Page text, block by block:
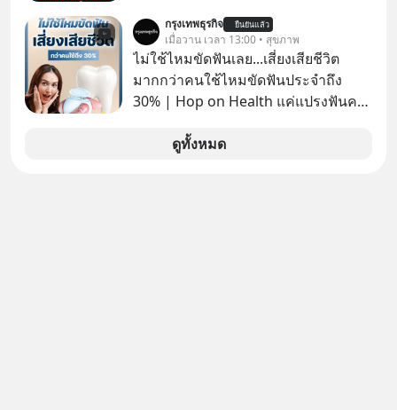
รู้ตัวเรา” จากช่องชื่อว่า UNHEARD
MUSIC ที่ตอนนี้มียอดรับชมกว่า 26
ล้านครั้งแล้ว
กรุงเทพธุรกิจ ยืนยันแล้ว
เมื่อวาน เวลา 13:00 • สุขภาพ
ไม่ใช้ไหมขัดฟันเลย...เสี่ยงเสียชีวิต
มากกว่าคนใช้ไหมขัดฟันประจำถึง
30% | Hop on Health แค่แปรงฟันคง
อายุ 5,000 คน มีข้อมูลที่น่าสนใจเกี่ยว
ดูทั้งหมด